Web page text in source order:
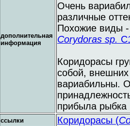
дополнительная
информация
Очень
различные
Похожие виды
Corydoras sp.
Коридорасы
собой,
вариабильны.
прибыла рыбка
ссылки Коридорасы (